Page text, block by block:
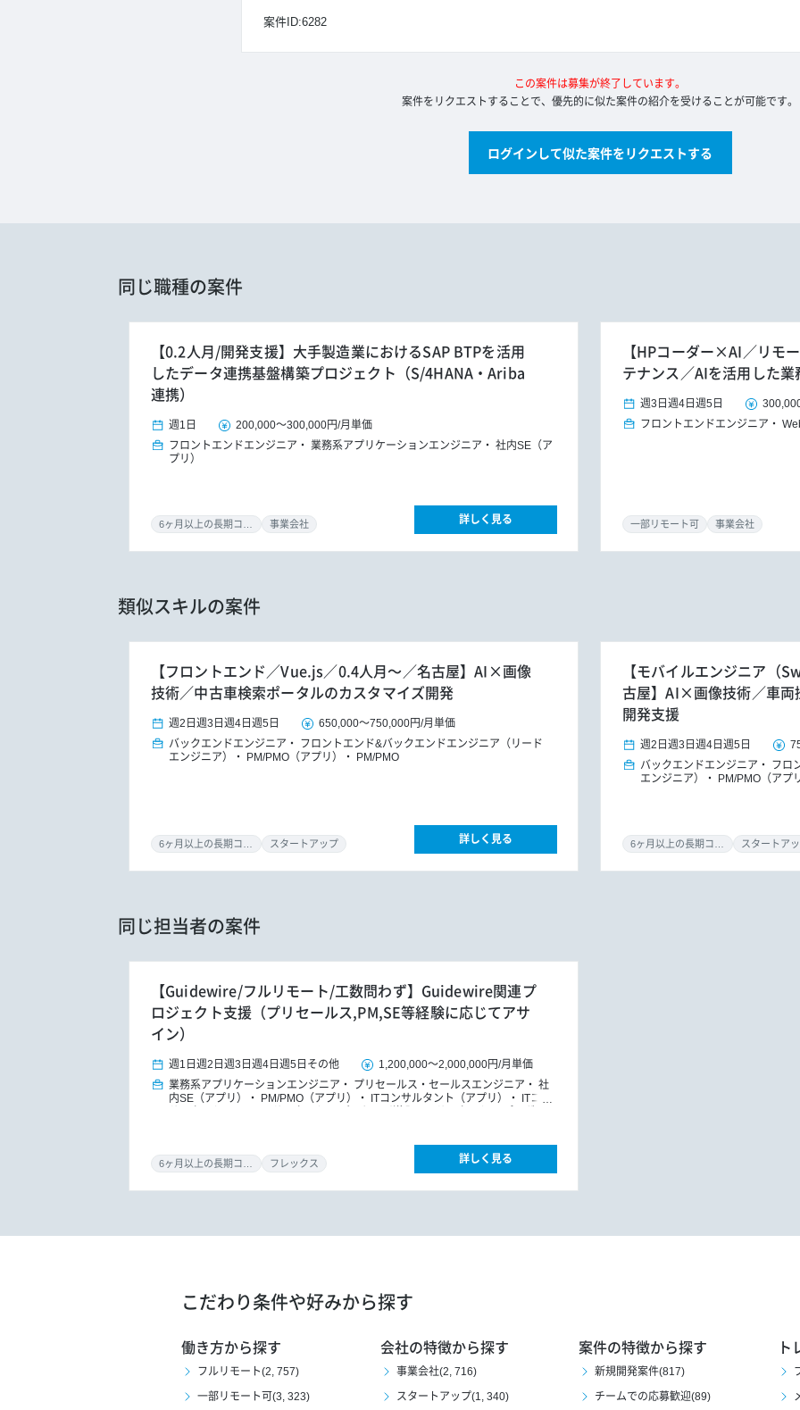
案件ID:6282
この案件は募集が終了しています。
案件をリクエストすることで、優先的に似た案件の紹介を受けることが可能です。
ログインして似た案件をリクエストする
同じ職種の案件
【0.2人月/開発支援】大手製造業におけるSAP BTPを活用
したデータ連携基盤構築プロジェクト（S/4HANA・Ariba
連携）
週1日 200,000～300,000円/月単価
フロントエンドエンジニア
業務系アプリケーションエンジニア
社内SE（ア
プリ）
事業会社 詳しく見る
【HPコーダー×AI／リモ
テナンス／AIを活用した業
週3日 週4日 週5日
フロントエンドエンジニア
一部リモート可 事業会社
類似スキルの案件
【フロントエンド／Vue.js／0.4人月～／名古屋】AI×画像
技術／中古車検索ポータルのカスタマイズ開発
週2日 週3日 週4日 週5日 650,000～750,000円/月単価
バックエンドエンジニア
フロントエンド&バックエンドエンジニア（リード
エンジニア）
PM/PMO（アプリ） PM/PMO
スタートアップ 詳しく見る
【モバイルエンジニア（
古屋】AI×画像技術／車両
開発支援
週2日 週3日 週4日 週5日
バックエンドエンジニア
フロ
エンジニア）
PM/PMO（アプ
スタートア
同じ担当者の案件
【Guidewire/フルリモート/工数問わず】Guidewire関連プ
ロジェクト支援（プリセールス,PM,SE等経験に応じてアサ
イン）
週1日 週2日 週3日 週4日 週5日 その他 1,200,000～2,000,000円/月単価
業務系アプリケーションエンジニア
プリセールス・セールスエンジニア
社
内SE（アプリ）
PM/PMO（アプリ） ITコンサルタント（アプリ）
ITコン
フレックス 詳しく見る
こだわり条件や好みから探す
働き方から探す
フルリモート(2, 757)
一部リモート可(3, 323)
会社の特徴から探す
事業会社(2, 716)
スタートアップ(1, 340)
案件の特徴から探す
新規開発案件(817)
チームでの応募歓迎(89)
ト